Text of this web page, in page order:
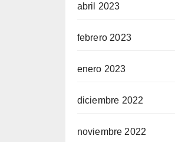
abril 2023
febrero 2023
enero 2023
diciembre 2022
noviembre 2022